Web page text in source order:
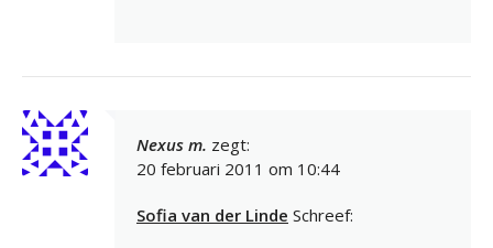
Nexus m. zegt:
20 februari 2011 om 10:44
Sofia van der Linde Schreef: